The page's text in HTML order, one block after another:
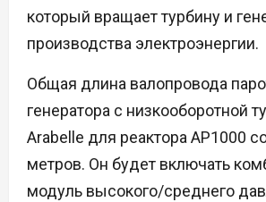
который вращает турбину и
производства электроэнергии.
Общая длина валопровода
генератора с низкооборотной
Arabelle для реактора AP1000
метров. Он будет включать
модуль высокого/среднего